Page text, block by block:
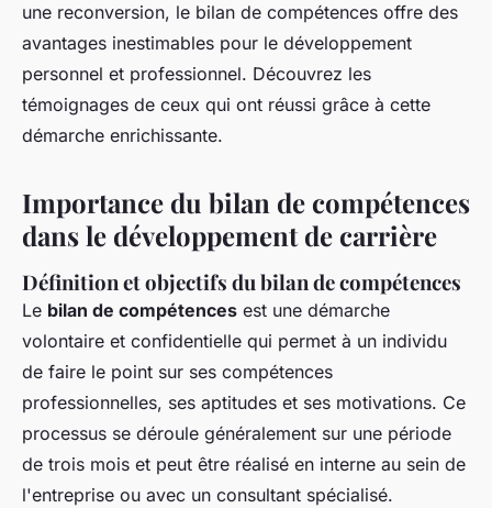
une reconversion, le bilan de compétences offre des
avantages inestimables pour le développement
personnel et professionnel. Découvrez les
témoignages de ceux qui ont réussi grâce à cette
démarche enrichissante.
Importance du bilan de compétences
dans le développement de carrière
Définition et objectifs du bilan de compétences
Le bilan de compétences est une démarche
volontaire et confidentielle qui permet à un individu
de faire le point sur ses compétences
professionnelles, ses aptitudes et ses motivations. Ce
processus se déroule généralement sur une période
de trois mois et peut être réalisé en interne au sein de
l'entreprise ou avec un consultant spécialisé.